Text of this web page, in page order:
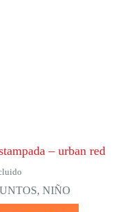
– urban red
, NIÑO